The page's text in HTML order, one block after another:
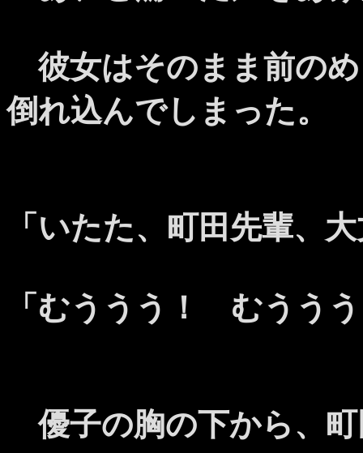
彼女はそのまま前の
倒れ込んでしまった。
「いたた、町田先輩、
「むううう！ むうう
優子の胸の下から、